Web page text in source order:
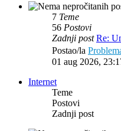
7 Teme
56 Postovi
Zadnji post Re:
Postao/la
01 aug 2026,
Internet
Teme
Postovi
Zadnji post